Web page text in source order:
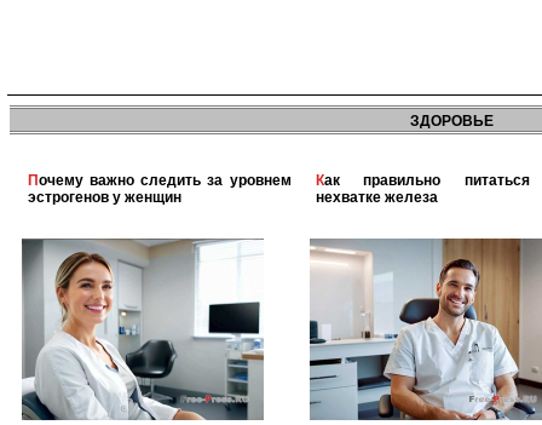
ЗДОРОВЬЕ
Почему важно следить за уровнем
эстрогенов у женщин
Как правильно питаться при
нехватке железа